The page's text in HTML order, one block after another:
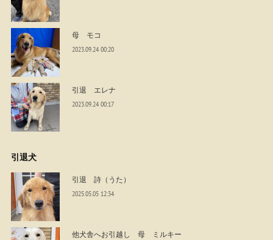
母 モコ
2023.09.24 00:20
引退 エレナ
2023.09.24 00:17
引退犬
引退 詩（うた）
2025.05.05 12:34
他犬舎へお引越し 母 ミルキー